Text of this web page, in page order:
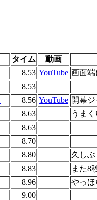
タイム
動画
8.53 YouTube 画面
8.53
8.56 YouTube 開幕
8.63
うま
8.63
8.70
8.80
久し
8.83
また8
8.96
やっ
9.00